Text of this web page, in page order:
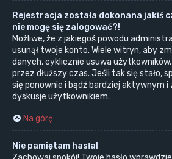
Rejestracja została dokonana jakiś
nie mogę się zalogować?!
Możliwe, że z jakiegoś powodu
usunął twoje konto. Wiele witryn, aby
danych, cyklicznie usuwa
przez dłuższy czas. Jeśli tak się stało,
się ponownie i bądź bardziej aktywnym
dyskusje użytkownikiem.
Na górę
Nie pamiętam hasła!